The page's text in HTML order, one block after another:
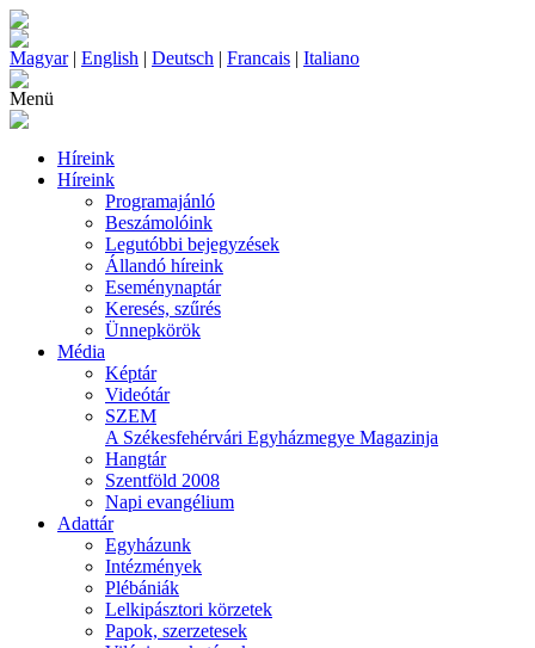
Magyar| English | Deutsch | Francais | Italiano
Menü
Híreink
Híreink
Programajánló
Beszámolóink
Legutóbbi bejegyzések
Állandó híreink
Eseménynaptár
Keresés, szűrés
Ünnepkörök
Média
Képtár
Videótár
SZEM
A Székesfehérvári Egyházmegye Magazinja
Hangtár
Szentföld 2008
Napi evangélium
Adattár
Egyházunk
Intézmények
Plébániák
Lelkipásztori körzetek
Papok, szerzetesek